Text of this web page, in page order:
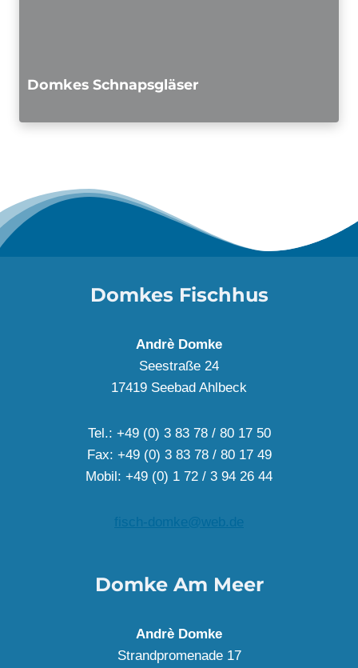
Domkes Schnapsgläser
Domkes Fischhus
Andrè Domke
Seestraße 24
17419 Seebad Ahlbeck
Tel.: +49 (0) 3 83 78 / 80 17 50
Fax: +49 (0) 3 83 78 / 80 17 49
Mobil: +49 (0) 1 72 / 3 94 26 44
fisch-domke@web.de
Domke Am Meer
Andrè Domke
Strandpromenade 17